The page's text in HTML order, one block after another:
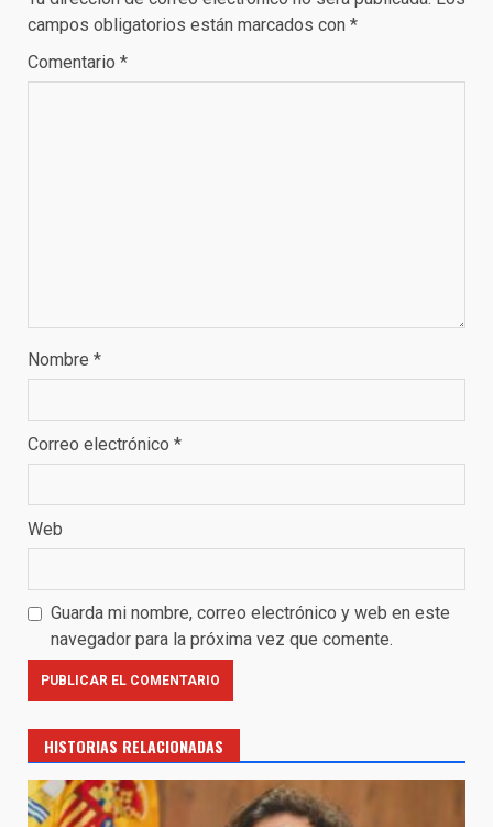
campos obligatorios están marcados con *
Comentario *
Nombre *
Correo electrónico *
Web
Guarda mi nombre, correo electrónico y web en este
navegador para la próxima vez que comente.
HISTORIAS RELACIONADAS